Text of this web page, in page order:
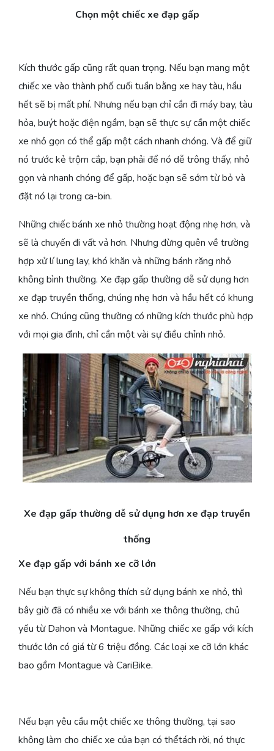
Chọn một chiếc xe đạp gấp
Kích thước gấp cũng rất quan trọng. Nếu bạn mang một
chiếc xe vào thành phố cuối tuần bằng xe hay tàu, hầu
hết sẽ bị mất phí. Nhưng nếu bạn chỉ cần đi máy bay, tàu
hỏa, buýt hoặc điện ngầm, bạn sẽ thực sự cần một chiếc
xe nhỏ gọn có thể gấp một cách nhanh chóng. Và để giữ
nó trước kẻ trộm cắp, bạn phải để nó dễ trông thấy, nhỏ
gọn và nhanh chóng để gấp, hoặc bạn sẽ sớm từ bỏ và
đặt nó lại trong ca-bin.
Những chiếc bánh xe nhỏ thường hoạt động nhẹ hơn, và
sẽ là chuyến đi vất vả hơn. Nhưng đừng quên về trường
hợp xử lí lung lay, khó khăn và những bánh răng nhỏ
không bình thường. Xe đạp gấp thường dễ sử dụng hơn
xe đạp truyền thống, chúng nhẹ hơn và hầu hết có khung
xe nhỏ. Chúng cũng thường có những kích thước phù hợp
với mọi gia đình, chỉ cần một vài sự điều chỉnh nhỏ.
Xe đạp gấp thường dễ sử dụng hơn xe đạp truyền
thống
Xe đạp gấp với bánh xe cỡ lớn
Nếu bạn thực sự không thích sử dụng bánh xe nhỏ, thì
bây giờ đã có nhiều xe với bánh xe thông thường, chủ
yếu từ Dahon và Montague. Những chiếc xe gấp với kích
thước lớn có giá từ 6 triệu đồng. Các loại xe cỡ lớn khác
bao gồm Montague và CariBike.
Nếu bạn yêu cầu một chiếc xe thông thường, tại sao
không làm cho chiếc xe của bạn có thểtách rời, nó thực